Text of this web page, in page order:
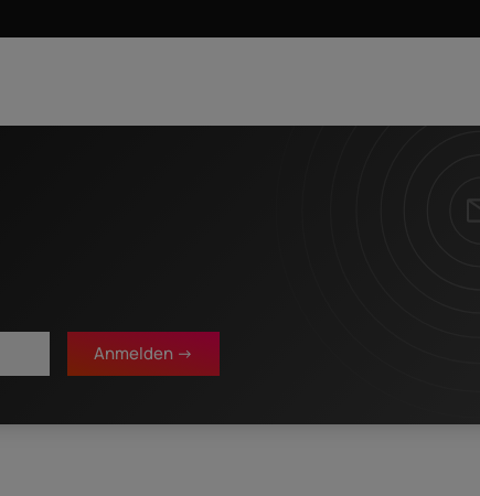
Anmelden ->
meine Anfrage zu bearbeiten. Hinweis: Sie können Ihre Einwilligung jederzeit